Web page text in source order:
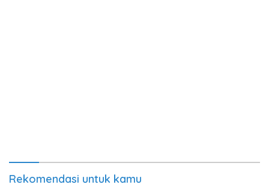
Rekomendasi untuk kamu